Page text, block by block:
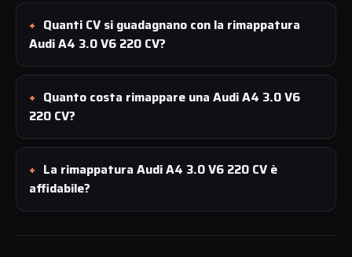
Quanti CV si guadagnano con la rimappatura
Audi A4 3.0 V6 220 CV?
Quanto costa rimappare una Audi A4 3.0 V6
220 CV?
La rimappatura Audi A4 3.0 V6 220 CV è
affidabile?